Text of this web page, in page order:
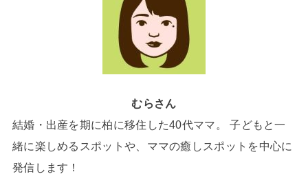
むらさん
結婚・出産を期に柏に移住した40代ママ。 子どもと一
緒に楽しめるスポットや、ママの癒しスポットを中心に
発信します！